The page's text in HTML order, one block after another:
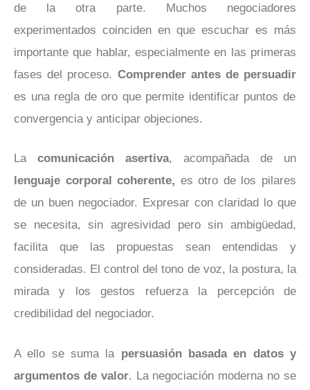
de la otra parte. Muchos negociadores
experimentados coinciden en que escuchar es más
importante que hablar, especialmente en las primeras
fases del proceso. Comprender antes de persuadir
es una regla de oro que permite identificar puntos de
convergencia y anticipar objeciones.
La comunicación asertiva, acompañada de un
lenguaje corporal coherente, es otro de los pilares
de un buen negociador. Expresar con claridad lo que
se necesita, sin agresividad pero sin ambigüedad,
facilita que las propuestas sean entendidas y
consideradas. El control del tono de voz, la postura, la
mirada y los gestos refuerza la percepción de
credibilidad del negociador.
A ello se suma la persuasión basada en datos y
argumentos de valor. La negociación moderna no se